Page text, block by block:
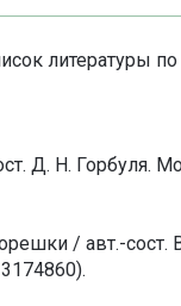
литературы
Д. Н. Горбуля.
/ авт.-